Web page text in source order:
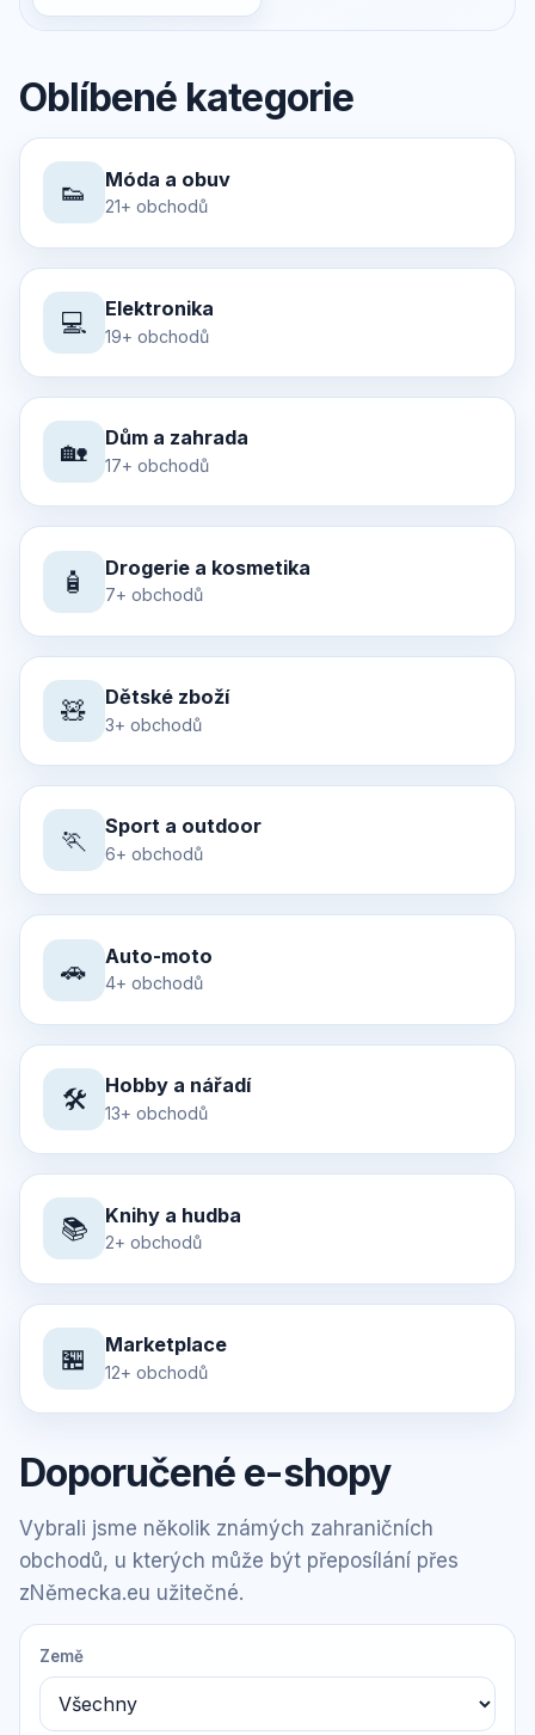
Oblíbené kategorie
👟 Móda a obuv
21+ obchodů
💻 Elektronika
19+ obchodů
🏡 Dům a zahrada
17+ obchodů
🧴 Drogerie a kosmetika
7+ obchodů
🧸 Dětské zboží
3+ obchodů
🏃 Sport a outdoor
6+ obchodů
🚗 Auto-moto
4+ obchodů
🛠️ Hobby a nářadí
13+ obchodů
📚 Knihy a hudba
2+ obchodů
🏪 Marketplace
12+ obchodů
Doporučené e-shopy
Vybrali jsme několik známých zahraničních
obchodů, u kterých může být přeposílání přes
zNěmecka.eu užitečné.
Země